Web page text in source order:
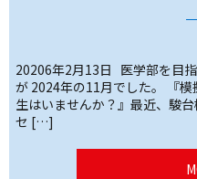
20206年2月13日 医学部を目
が 2024年の11月でした。 『
生はいませんか？』最近、駿
セ […]